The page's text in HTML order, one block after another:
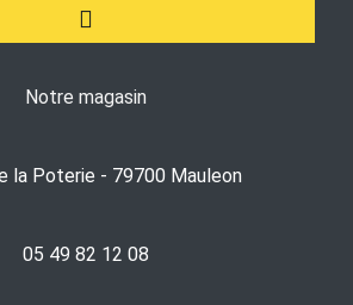
Notre magasin
la Poterie - 79700 Mauleon
05 49 82 12 08